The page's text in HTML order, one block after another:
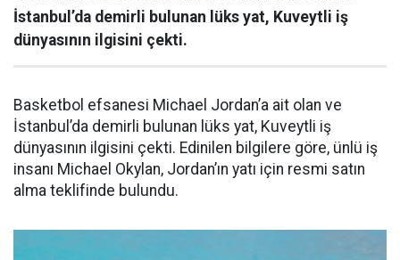
İstanbul’da demirli bulunan lüks yat, Kuveytli iş
dünyasının ilgisini çekti.
Basketbol efsanesi Michael Jordan’a ait olan ve
İstanbul’da demirli bulunan lüks yat, Kuveytli iş
dünyasının ilgisini çekti. Edinilen bilgilere göre, ünlü iş
insanı Michael Okylan, Jordan’ın yatı için resmi satın
alma teklifinde bulundu.